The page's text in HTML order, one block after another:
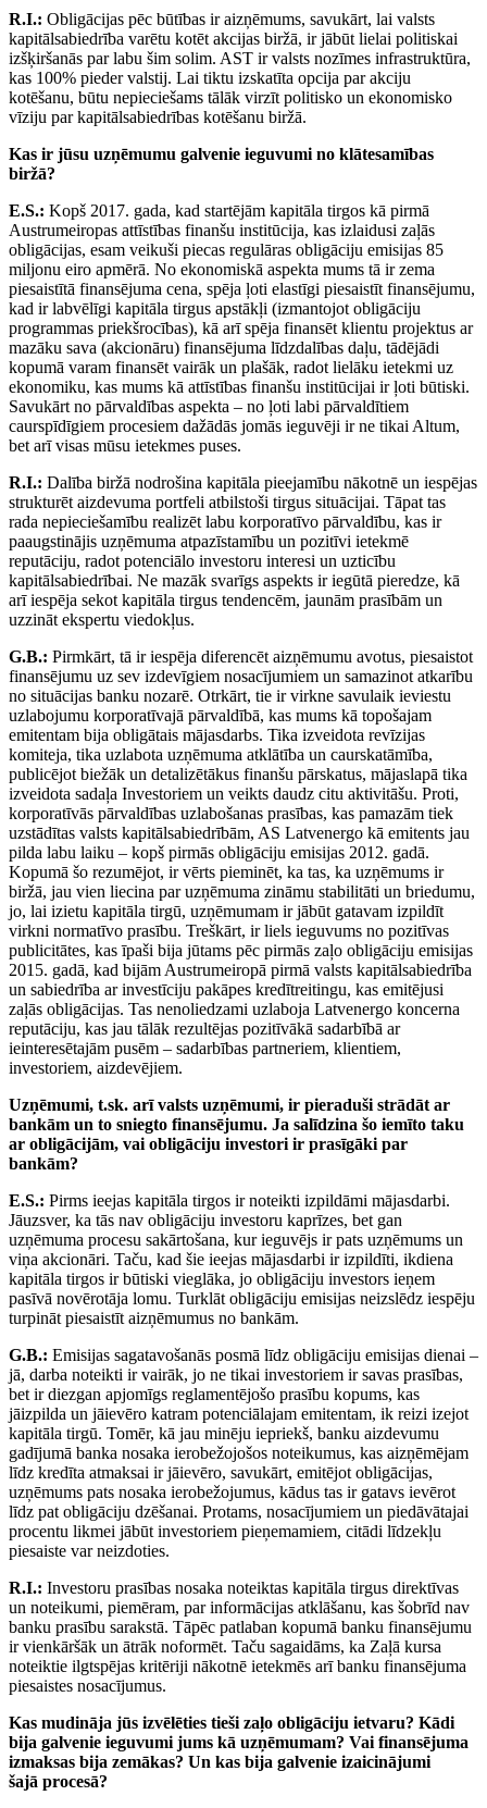
R.I.: Obligācijas pēc būtības ir aizņēmums, savukārt, lai valsts
kapitālsabiedrība varētu kotēt akcijas biržā, ir jābūt lielai politiskai
izšķiršanās par labu šim solim. AST ir valsts nozīmes infrastruktūra,
kas 100% pieder valstij. Lai tiktu izskatīta opcija par akciju
kotēšanu, būtu nepieciešams tālāk virzīt politisko un ekonomisko
vīziju par kapitālsabiedrības kotēšanu biržā.
Kas ir jūsu uzņēmumu galvenie ieguvumi no klātesamības
biržā?
E.S.: Kopš 2017. gada, kad startējām kapitāla tirgos kā pirmā
Austrumeiropas attīstības finanšu institūcija, kas izlaidusi zaļās
obligācijas, esam veikuši piecas regulāras obligāciju emisijas 85
miljonu eiro apmērā. No ekonomiskā aspekta mums tā ir zema
piesaistītā finansējuma cena, spēja ļoti elastīgi piesaistīt finansējumu,
kad ir labvēlīgi kapitāla tirgus apstākļi (izmantojot obligāciju
programmas priekšrocības), kā arī spēja finansēt klientu projektus ar
mazāku sava (akcionāru) finansējuma līdzdalības daļu, tādējādi
kopumā varam finansēt vairāk un plašāk, radot lielāku ietekmi uz
ekonomiku, kas mums kā attīstības finanšu institūcijai ir ļoti būtiski.
Savukārt no pārvaldības aspekta – no ļoti labi pārvaldītiem
caurspīdīgiem procesiem dažādās jomās ieguvēji ir ne tikai Altum,
bet arī visas mūsu ietekmes puses.
R.I.: Dalība biržā nodrošina kapitāla pieejamību nākotnē un iespējas
strukturēt aizdevuma portfeli atbilstoši tirgus situācijai. Tāpat tas
rada nepieciešamību realizēt labu korporatīvo pārvaldību, kas ir
paaugstinājis uzņēmuma atpazīstamību un pozitīvi ietekmē
reputāciju, radot potenciālo investoru interesi un uzticību
kapitālsabiedrībai. Ne mazāk svarīgs aspekts ir iegūtā pieredze, kā
arī iespēja sekot kapitāla tirgus tendencēm, jaunām prasībām un
uzzināt ekspertu viedokļus.
G.B.: Pirmkārt, tā ir iespēja diferencēt aizņēmumu avotus, piesaistot
finansējumu uz sev izdevīgiem nosacījumiem un samazinot atkarību
no situācijas banku nozarē. Otrkārt, tie ir virkne savulaik ieviestu
uzlabojumu korporatīvajā pārvaldībā, kas mums kā topošajam
emitentam bija obligātais mājasdarbs. Tika izveidota revīzijas
komiteja, tika uzlabota uzņēmuma atklātība un caurskatāmība,
publicējot biežāk un detalizētākus finanšu pārskatus, mājaslapā tika
izveidota sadaļa Investoriem un veikts daudz citu aktivitāšu. Proti,
korporatīvās pārvaldības uzlabošanas prasības, kas pamazām tiek
uzstādītas valsts kapitālsabiedrībām, AS Latvenergo kā emitents jau
pilda labu laiku – kopš pirmās obligāciju emisijas 2012. gadā.
Kopumā šo rezumējot, ir vērts pieminēt, ka tas, ka uzņēmums ir
biržā, jau vien liecina par uzņēmuma zināmu stabilitāti un briedumu,
jo, lai izietu kapitāla tirgū, uzņēmumam ir jābūt gatavam izpildīt
virkni normatīvo prasību. Treškārt, ir liels ieguvums no pozitīvas
publicitātes, kas īpaši bija jūtams pēc pirmās zaļo obligāciju emisijas
2015. gadā, kad bijām Austrumeiropā pirmā valsts kapitālsabiedrība
un sabiedrība ar investīciju pakāpes kredītreitingu, kas emitējusi
zaļās obligācijas. Tas nenoliedzami uzlaboja Latvenergo koncerna
reputāciju, kas jau tālāk rezultējas pozitīvākā sadarbībā ar
ieinteresētajām pusēm – sadarbības partneriem, klientiem,
investoriem, aizdevējiem.
Uzņēmumi, t.sk. arī valsts uzņēmumi, ir pieraduši strādāt ar
bankām un to sniegto finansējumu. Ja salīdzina šo iemīto taku
ar obligācijām, vai obligāciju investori ir prasīgāki par
bankām?
E.S.: Pirms ieejas kapitāla tirgos ir noteikti izpildāmi mājasdarbi.
Jāuzsver, ka tās nav obligāciju investoru kaprīzes, bet gan
uzņēmuma procesu sakārtošana, kur ieguvējs ir pats uzņēmums un
viņa akcionāri. Taču, kad šie ieejas mājasdarbi ir izpildīti, ikdiena
kapitāla tirgos ir būtiski vieglāka, jo obligāciju investors ieņem
pasīvā novērotāja lomu. Turklāt obligāciju emisijas neizslēdz iespēju
turpināt piesaistīt aizņēmumus no bankām.
G.B.: Emisijas sagatavošanās posmā līdz obligāciju emisijas dienai –
jā, darba noteikti ir vairāk, jo ne tikai investoriem ir savas prasības,
bet ir diezgan apjomīgs reglamentējošo prasību kopums, kas
jāizpilda un jāievēro katram potenciālajam emitentam, ik reizi izejot
kapitāla tirgū. Tomēr, kā jau minēju iepriekš, banku aizdevumu
gadījumā banka nosaka ierobežojošos noteikumus, kas aizņēmējam
līdz kredīta atmaksai ir jāievēro, savukārt, emitējot obligācijas,
uzņēmums pats nosaka ierobežojumus, kādus tas ir gatavs ievērot
līdz pat obligāciju dzēšanai. Protams, nosacījumiem un piedāvātajai
procentu likmei jābūt investoriem pieņemamiem, citādi līdzekļu
piesaiste var neizdoties.
R.I.: Investoru prasības nosaka noteiktas kapitāla tirgus direktīvas
un noteikumi, piemēram, par informācijas atklāšanu, kas šobrīd nav
banku prasību sarakstā. Tāpēc patlaban kopumā banku finansējumu
ir vienkāršāk un ātrāk noformēt. Taču sagaidāms, ka Zaļā kursa
noteiktie ilgtspējas kritēriji nākotnē ietekmēs arī banku finansējuma
piesaistes nosacījumus.
Kas mudināja jūs izvēlēties tieši zaļo obligāciju ietvaru? Kādi
bija galvenie ieguvumi jums kā uzņēmumam? Vai finansējuma
izmaksas bija zemākas? Un kas bija galvenie izaicinājumi
šajā procesā?